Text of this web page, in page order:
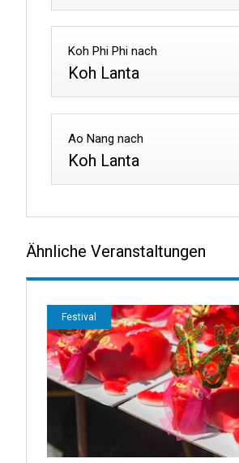
Koh Phi Phi nach
Koh Lanta
Ao Nang nach
Koh Lanta
Ähnliche Veranstaltungen
Festival